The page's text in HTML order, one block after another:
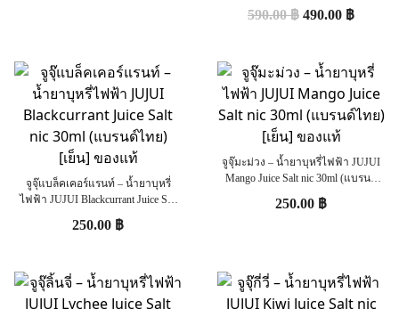
590.00฿ 490.00 ฿
จูจุ๊แบล็คเคอร์แรนท์ – น้ำยาบุหรี่
ไฟฟ้า JUJUI Blackcurrant Juice Salt
250.00 ฿
จูจุ๊มะม่วง – น้ำยาบุหรี่ไฟฟ้า JUJUI
Mango Juice Salt nic 30ml (แบรนด์
250.00 ฿